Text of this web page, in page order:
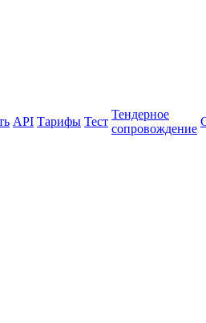
API Тарифы Тест
Тендерное
сопровождение